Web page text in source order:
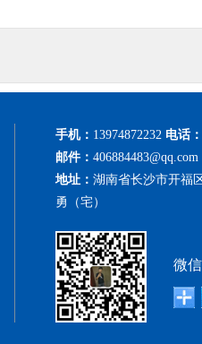
手机： 13974872232 电话：
邮件： 406884483@qq.com
地址： 湖南省长沙市开福
勇（宅）
微